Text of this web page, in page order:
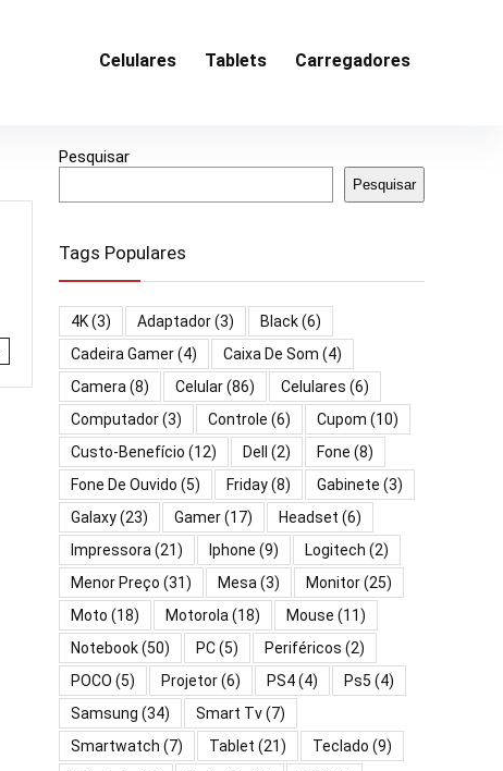
Celulares Tablets Carregadores
Pesquisar
Pesquisar
Tags Populares
4K(3) Adaptador(3) Black(6)
Cadeira Gamer(4) Caixa De Som (4)
Camera (8) Celular(86) Celulares (6)
Computador(3) Controle (6) Cupom (10)
Custo-Benefício (12) Dell (2) Fone (8)
Fone De Ouvido (5) Friday(8) Gabinete (3)
Galaxy(23) Gamer(17) Headset (6)
Impressora (21) Iphone (9) Logitech (2)
Menor Preço (31) Mesa (3) Monitor(25)
Moto (18) Motorola (18) Mouse (11)
Notebook(50) PC(5) Periféricos (2)
POCO (5) Projetor(6) PS4(4) Ps5 (4)
Samsung (34) Smart Tv(7)
Smartwatch (7) Tablet (21) Teclado (9)